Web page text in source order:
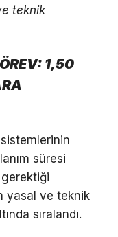
teknik
1,50
süresi
gerektiği
yasal ve teknik
sıralandı.